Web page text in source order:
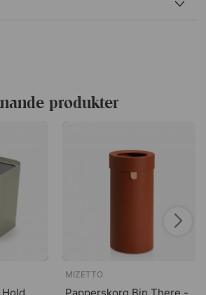
produkter
MIZETTO